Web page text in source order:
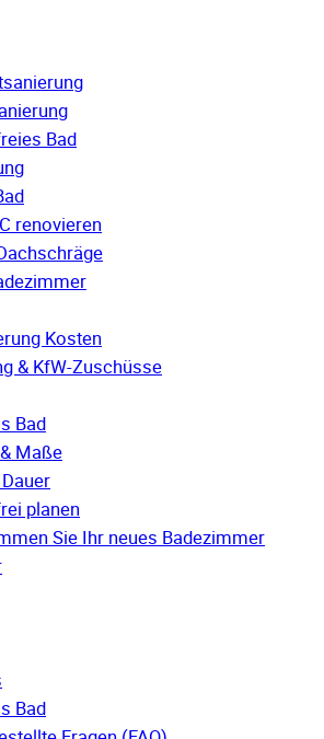
Bad
renovieren
Kosten
& KfW-Zuschüsse
Bad
Maße
planen
Sie Ihr neues Badezimmer
Bad